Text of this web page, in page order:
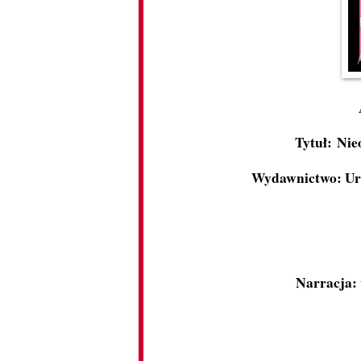
Tytuł:
Wydawnictwo:
Narracja: